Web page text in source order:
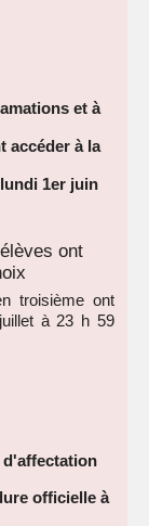
et à
accéder à la
1er juin
ont
troisième ont
à 23 h 59
d'affectation
officielle à